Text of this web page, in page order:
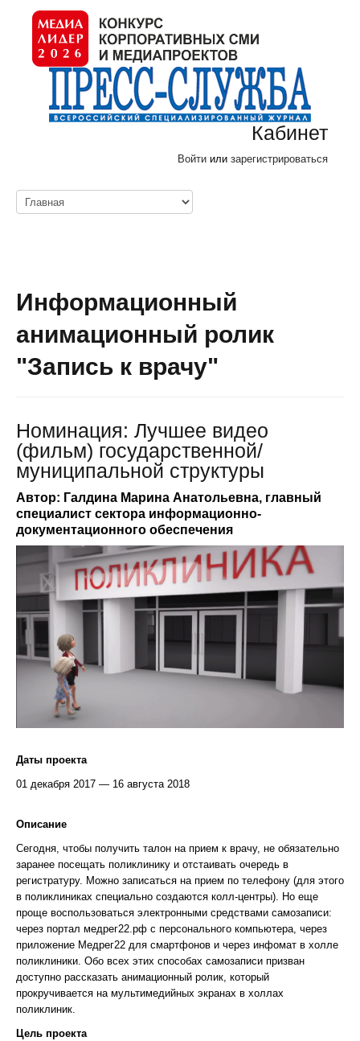
Кабинет
Войти или зарегистрироваться
Информационный
анимационный ролик
"Запись к врачу"
Номинация: Лучшее видео
(фильм) государственной/
муниципальной структуры
Автор: Галдина Марина Анатольевна, главный
специалист сектора информационно-
документационного обеспечения
Даты проекта
01 декабря 2017 — 16 августа 2018
Описание
Сегодня, чтобы получить талон на прием к врачу, не обязательно
заранее посещать поликлинику и отстаивать очередь в
регистратуру. Можно записаться на прием по телефону (для этого
в поликлиниках специально создаются колл-центры). Но еще
проще воспользоваться электронными средствами самозаписи:
через портал медрег22.рф с персонального компьютера, через
приложение Медрег22 для смартфонов и через инфомат в холле
поликлиники. Обо всех этих способах самозаписи призван
доступно рассказать анимационный ролик, который
прокручивается на мультимедийных экранах в холлах
поликлиник.
Цель проекта